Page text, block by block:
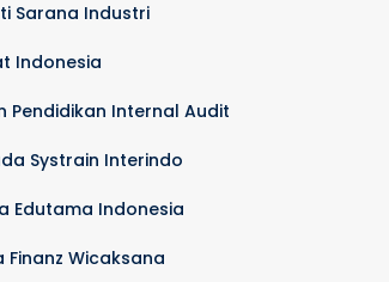
Sarana Industri
Indonesia
Pendidikan Internal Audit
Systrain Interindo
Edutama Indonesia
Finanz Wicaksana